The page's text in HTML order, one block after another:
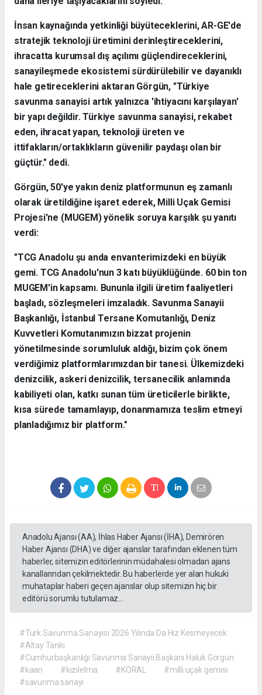
İnsan kaynağında yetkinliği büyüteceklerini, AR-GE'de
stratejik teknoloji üretimini derinleştireceklerini,
ihracatta kurumsal dış açılımı güçlendireceklerini,
sanayileşmede ekosistemi sürdürülebilir ve dayanıklı
hale getireceklerini aktaran Görgün, "Türkiye
savunma sanayisi artık yalnızca 'ihtiyacını karşılayan'
bir yapı değildir. Türkiye savunma sanayisi, rekabet
eden, ihracat yapan, teknoloji üreten ve
ittifakların/ortaklıkların güvenilir paydaşı olan bir
güçtür." dedi.
Görgün, 50'ye yakın deniz platformunun eş zamanlı
olarak üretildiğine işaret ederek, Milli Uçak Gemisi
Projesi'ne (MUGEM) yönelik soruya karşılık şu yanıtı
verdi:
"TCG Anadolu şu anda envanterimizdeki en büyük
gemi. TCG Anadolu'nun 3 katı büyüklüğünde. 60 bin ton
MUGEM'in kapsamı. Bununla ilgili üretim faaliyetleri
başladı, sözleşmeleri imzaladık. Savunma Sanayii
Başkanlığı, İstanbul Tersane Komutanlığı, Deniz
Kuvvetleri Komutanımızın bizzat projenin
yönetilmesinde sorumluluk aldığı, bizim çok önem
verdiğimiz platformlarımızdan bir tanesi. Ülkemizdeki
denizcilik, askeri denizcilik, tersanecilik anlamında
kabiliyeti olan, katkı sunan tüm üreticilerle birlikte,
kısa sürede tamamlayıp, donanmamıza teslim etmeyi
planladığımız bir platform."
Anadolu Ajansı (AA), İhlas Haber Ajansı (İHA), Demirören
Haber Ajansı (DHA) ve diğer ajanslar tarafından eklenen tüm
haberler, sitemizin editörlerinin müdahalesi olmadan ajans
kanallarından çekilmektedir. Bu haberlerde yer alan hukuki
muhataplar haberi geçen ajanslar olup sitemizin hiç bir
editörü sorumlu tutulamaz...
#Türk Savunma Sanayisi 2026 Yılında Da Hız Kesmeyecek
#Altay Tankı
#Cumhurbaşkanlığı Savunma Sanayii Başkanı Haluk Görgün
#kaan
#kızılelma #KORAL
#milli uçak gemisi
#savunma sanayi